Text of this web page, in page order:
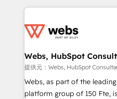
adoption, sales process
the first time 🔧 Designing
and build using HubSpot 🔌
with other systems 🎓
HubSpot pros 📊 Lead
HubSpot Why us? - SIX HubSpot Accreditations -
Webs, HubSpot
提供元：Webs, HubSpot
Webs, as part of the
platform group of 150 Fte, is the trusted Elite